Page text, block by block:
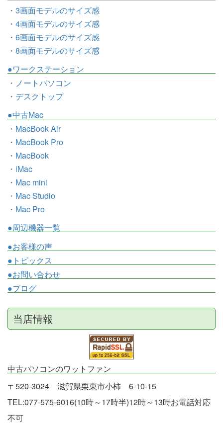
・3画面モデルのサイズ感
・4画面モデルのサイズ感
・6画面モデルのサイズ感
・8画面モデルのサイズ感
●ワークステーション
・ノートパソコン
・デスクトップ
●中古Mac
・MacBook Air
・MacBook Pro
・MacBook
・iMac
・Mac mini
・Mac Studio
・Mac Pro
●周辺機器一覧
●お客様の声
●トピックス
●お問い合わせ
●ブログ
当店情報
中古パソコンのワットファン
〒520-3024 滋賀県栗東市小柿 6-10-15
TEL:077-575-6016(10時～17時半)12時～13時お電話対応
不可